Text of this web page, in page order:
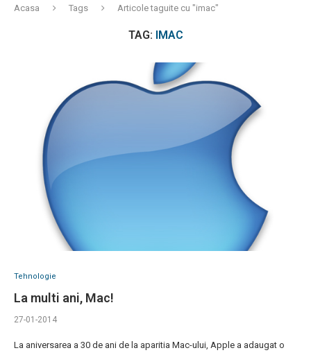
Acasa Tags Articole taguite cu "imac"
TAG: IMAC
Tehnologie
La multi ani, Mac!
27-01-2014
La aniversarea a 30 de ani de la aparitia Mac-ului, Apple a adaugat o